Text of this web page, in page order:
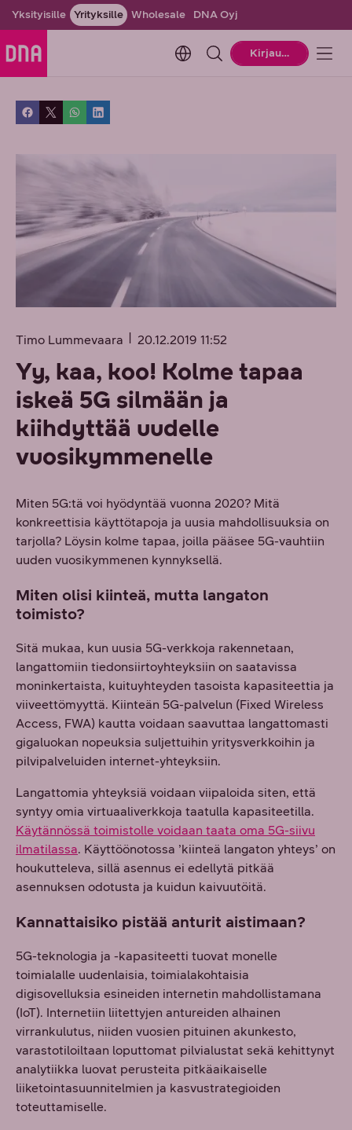
Yksityisille Yrityksille Wholesale DNA Oyj
Change language. Current
Kirjaudu
Timo Lummevaara 20.12.2019 11:52
Yy, kaa, koo! Kolme tapaa
iskeä 5G silmään ja
kiihdyttää uudelle
vuosikymmenelle
Miten 5G:tä voi hyödyntää vuonna 2020? Mitä
konkreettisia käyttötapoja ja uusia mahdollisuuksia on
tarjolla? Löysin kolme tapaa, joilla pääsee 5G-vauhtiin
uuden vuosikymmenen kynnyksellä.
Miten olisi kiinteä, mutta langaton
toimisto?
Sitä mukaa, kun uusia 5G-verkkoja rakennetaan,
langattomiin tiedonsiirtoyhteyksiin on saatavissa
moninkertaista, kuituyhteyden tasoista kapasiteettia ja
viiveettömyyttä. Kiinteän 5G-palvelun (Fixed Wireless
Access, FWA) kautta voidaan saavuttaa langattomasti
gigaluokan nopeuksia suljettuihin yritysverkkoihin ja
pilvipalveluiden internet-yhteyksiin.
Langattomia yhteyksiä voidaan viipaloida siten, että
syntyy omia virtuaaliverkkoja taatulla kapasiteetilla.
Käytännössä toimistolle voidaan taata oma 5G-siivu
ilmatilassa. Käyttöönotossa ’kiinteä langaton yhteys’ on
houkutteleva, sillä asennus ei edellytä pitkää
asennuksen odotusta ja kuidun kaivuutöitä.
Kannattaisiko pistää anturit aistimaan?
5G-teknologia ja -kapasiteetti tuovat monelle
toimialalle uudenlaisia, toimialakohtaisia
digisovelluksia esineiden internetin mahdollistamana
(IoT). Internetiin liitettyjen antureiden alhainen
virrankulutus, niiden vuosien pituinen akunkesto,
varastotiloiltaan loputtomat pilvialustat sekä kehittynyt
analytiikka luovat perusteita pitkäaikaiselle
liiketointasuunnitelmien ja kasvustrategioiden
toteuttamiselle.